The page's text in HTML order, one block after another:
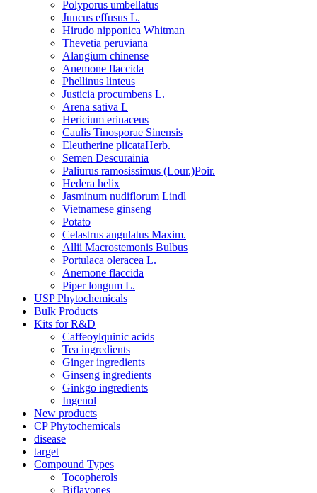
Polyporus umbellatus
Juncus effusus L.
Hirudo nipponica Whitman
Thevetia peruviana
Alangium chinense
Anemone flaccida
Phellinus linteus
Justicia procumbens L.
Arena sativa L
Hericium erinaceus
Caulis Tinosporae Sinensis
Eleutherine plicataHerb.
Semen Descurainia
Paliurus ramosissimus (Lour.)Poir.
Hedera helix
Jasminum nudiflorum Lindl
Vietnamese ginseng
Potato
Celastrus angulatus Maxim.
Allii Macrostemonis Bulbus
Portulaca oleracea L.
Anemone flaccida
Piper longum L.
USP Phytochemicals
Bulk Products
Kits for R&D
Caffeoylquinic acids
Tea ingredients
Ginger ingredients
Ginseng ingredients
Ginkgo ingredients
Ingenol
New products
CP Phytochemicals
disease
target
Compound Types
Tocopherols
Biflavones